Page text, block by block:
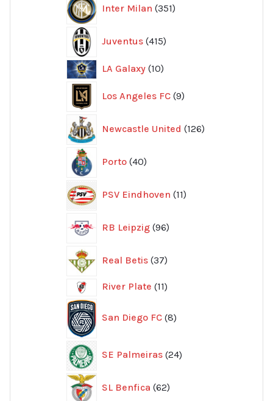
Inter Milan 351
produkter
Juventus 415
produkter
LA Galaxy 1010
Los Angeles FC 9
produkter
Newcastle United 126
produkter
Porto 40
produkter
PSV Eindhoven 11
produkter
RB Leipzig 96
produkter
Real Betis 37
produkter
River Plate 1111
San Diego FC 8produkter
SE Palmeiras 24
produkter
SL Benfica 62
produkter